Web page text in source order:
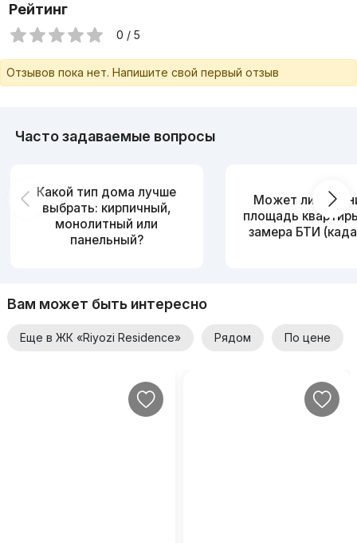
Рейтинг
0 / 5
Отзывов пока нет. Напишите свой первый отзыв
Часто задаваемые вопросы
Какой тип дома лучше
выбрать: кирпичный,
монолитный или
панельный?
Может ли
площадь
замера БТИ
Вам может быть интересно
Еще в ЖК «Riyozi Residence» Рядом По цене